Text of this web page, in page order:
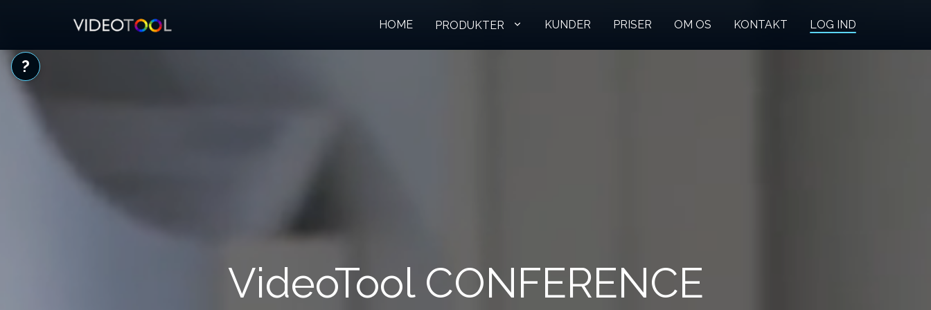
HOME PRODUKTER KUNDER PRISER OM OS KONTAKT LOG IND
VideoTool CONFERENCE
?